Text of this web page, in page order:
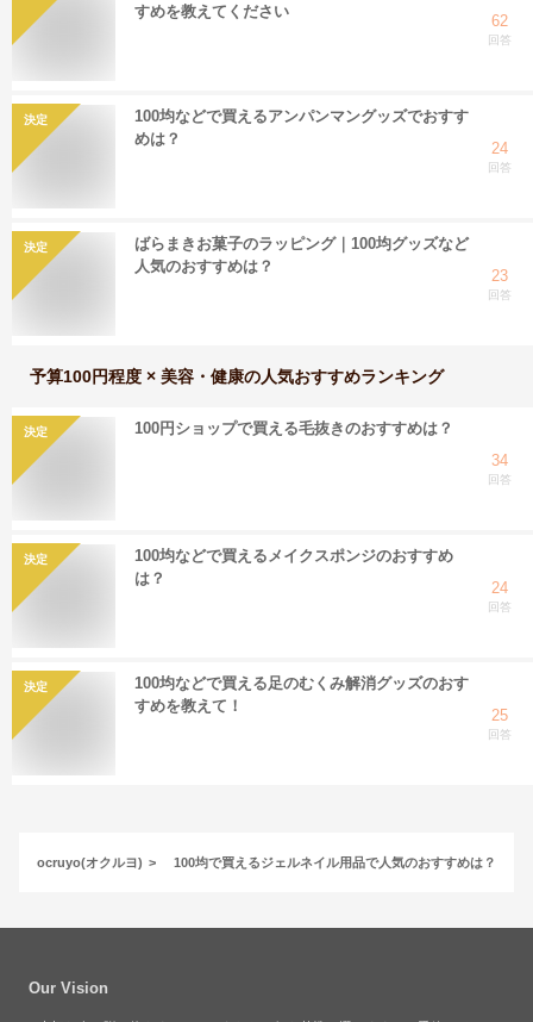
すめを教えてください
62
回答
決定
100均などで買えるアンパンマングッズでおすす
めは？
24
回答
決定
ばらまきお菓子のラッピング｜100均グッズなど
人気のおすすめは？
23
回答
予算100円程度 × 美容・健康の人気おすすめランキング
決定
100円ショップで買える毛抜きのおすすめは？
34
回答
決定
100均などで買えるメイクスポンジのおすすめ
は？
24
回答
決定
100均などで買える足のむくみ解消グッズのおす
すめを教えて！
25
回答
ocruyo(オクルヨ) 100均で買えるジェルネイル用品で人気のおすすめは？
Our Vision